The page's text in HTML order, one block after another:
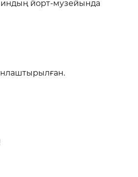
йорт-музейында